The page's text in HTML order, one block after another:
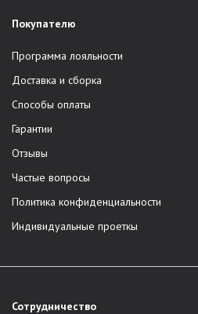
Покупателю
Программа лояльности
Доставка и сборка
Способы оплаты
Гарантии
Отзывы
Частые вопросы
Политика конфиденциальности
Индивидуальные проеткы
Сотрудничество